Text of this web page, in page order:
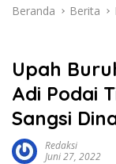
Beranda Berita
Upah
Adi Podai
Sangsi
Redaksi
Juni 27, 2022